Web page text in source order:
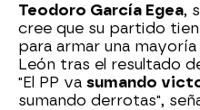
Teodoro García Egea,
cree que su partido
para armar una
León tras el resultado
"El PP va sumando
sumando derrotas",